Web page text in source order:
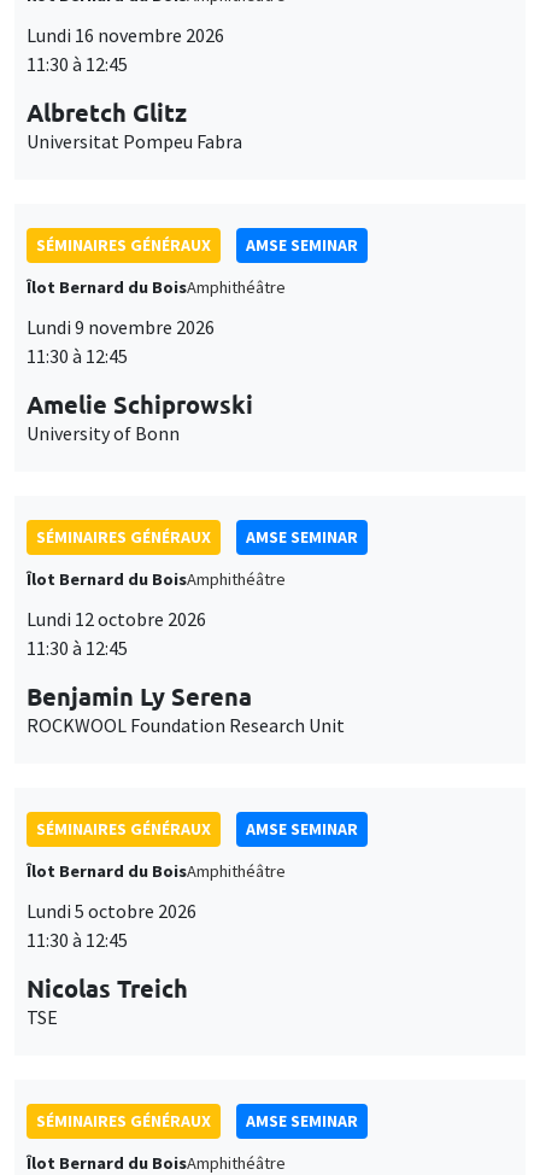
Lundi 16 novembre 2026
11:30 à 12:45
Albretch Glitz
Universitat Pompeu Fabra
SÉMINAIRES GÉNÉRAUX
AMSE SEMINAR
Îlot Bernard du BoisAmphithéâtre
Lundi 9 novembre 2026
11:30 à 12:45
Amelie Schiprowski
University of Bonn
SÉMINAIRES GÉNÉRAUX
AMSE SEMINAR
Îlot Bernard du BoisAmphithéâtre
Lundi 12 octobre 2026
11:30 à 12:45
Benjamin Ly Serena
ROCKWOOL Foundation Research Unit
SÉMINAIRES GÉNÉRAUX
AMSE SEMINAR
Îlot Bernard du BoisAmphithéâtre
Lundi 5 octobre 2026
11:30 à 12:45
Nicolas Treich
TSE
SÉMINAIRES GÉNÉRAUX
AMSE SEMINAR
Îlot Bernard du BoisAmphithéâtre